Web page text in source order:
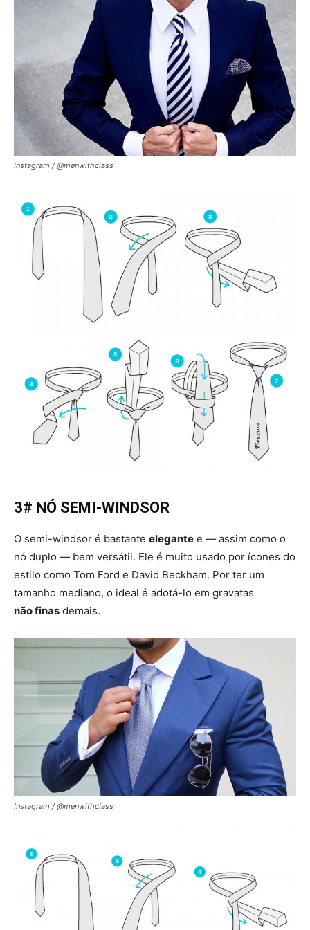
Instagram / @menwithclass
3# NÓ SEMI-WINDSOR
O semi-windsor é bastante elegante e — assim como o
nó duplo — bem versátil. Ele é muito usado por ícones do
estilo como Tom Ford e David Beckham. Por ter um
tamanho mediano, o ideal é adotá-lo em gravatas
não finas demais.
Instagram / @menwithclass